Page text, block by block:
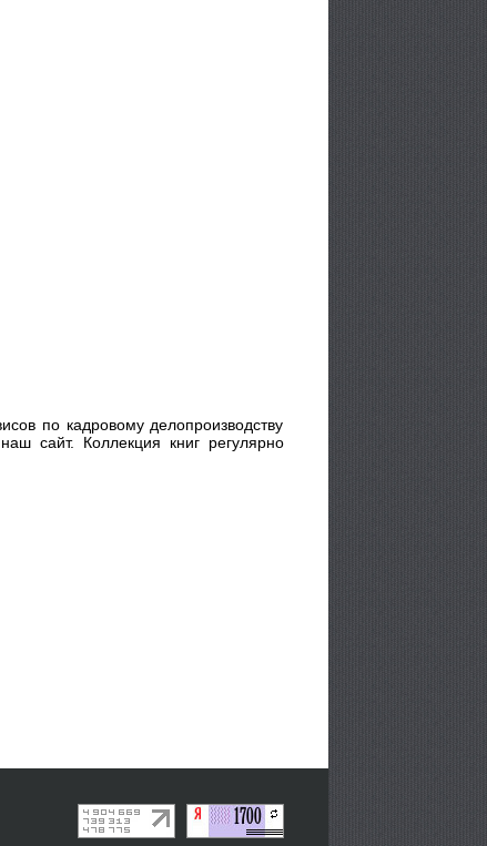
по кадровому делопроизводству
сайт. Коллекция книг регулярно